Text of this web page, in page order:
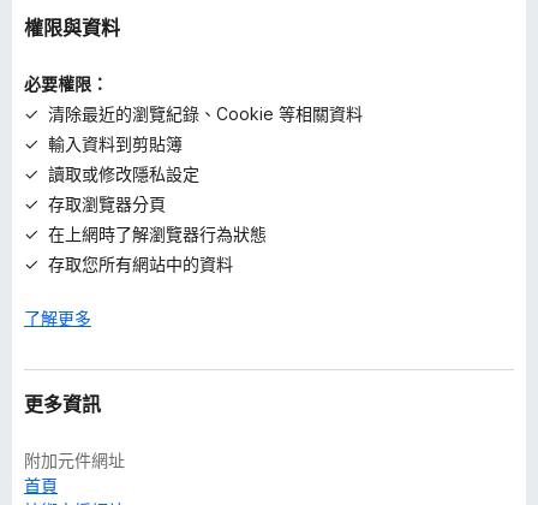
權限與資料
必要權限：
清除最近的瀏覽紀錄、Cookie 等相關資料
輸入資料到剪貼簿
讀取或修改隱私設定
存取瀏覽器分頁
在上網時了解瀏覽器行為狀態
存取您所有網站中的資料
了解更多
更多資訊
附加元件網址
首頁